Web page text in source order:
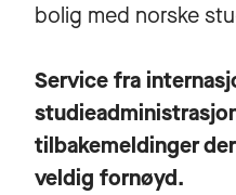
bolig med norske
Service fra
tilbakemeldinger
veldig fornøyd.